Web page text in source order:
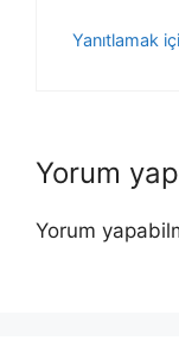
Yanıtlamak
Yorum
Yorum